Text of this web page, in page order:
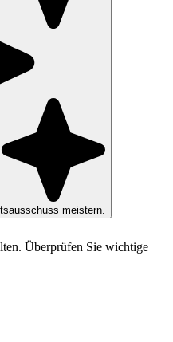
meistern.
Überprüfen Sie wichtige